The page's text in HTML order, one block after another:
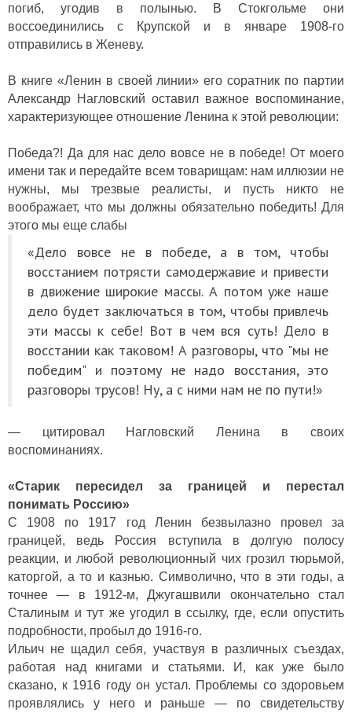
погиб, угодив в полынью. В Стокгольме они
воссоединились с Крупской и в январе 1908-го
отправились в Женеву.
В книге «Ленин в своей линии» его соратник по партии
Александр Нагловский оставил важное воспоминание,
характеризующее отношение Ленина к этой революции:
Победа?! Да для нас дело вовсе не в победе! От моего
имени так и передайте всем товарищам: нам иллюзии не
нужны, мы трезвые реалисты, и пусть никто не
воображает, что мы должны обязательно победить! Для
этого мы еще слабы
«Дело вовсе не в победе, а в том, чтобы
восстанием потрясти самодержавие и привести
в движение широкие массы. А потом уже наше
дело будет заключаться в том, чтобы привлечь
эти массы к себе! Вот в чем вся суть! Дело в
восстании как таковом! А разговоры, что "мы не
победим" и поэтому не надо восстания, это
разговоры трусов! Ну, а с ними нам не по пути!»
— цитировал Нагловский Ленина в своих
воспоминаниях.
«Старик пересидел за границей и перестал
понимать Россию»
С 1908 по 1917 год Ленин безвылазно провел за
границей, ведь Россия вступила в долгую полосу
реакции, и любой революционный чих грозил тюрьмой,
каторгой, а то и казнью. Символично, что в эти годы, а
точнее — в 1912-м, Джугашвили окончательно стал
Сталиным и тут же угодил в ссылку, где, если опустить
подробности, пробыл до 1916-го.
Ильич не щадил себя, участвуя в различных съездах,
работая над книгами и статьями. И, как уже было
сказано, к 1916 году он устал. Проблемы со здоровьем
проявлялись у него и раньше — по свидетельству